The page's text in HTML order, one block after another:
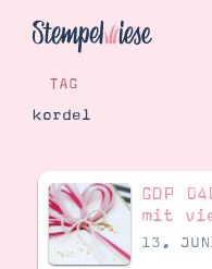
Hier
Katalog
Bestellen
TAG
kordel
GDP
mit
13.